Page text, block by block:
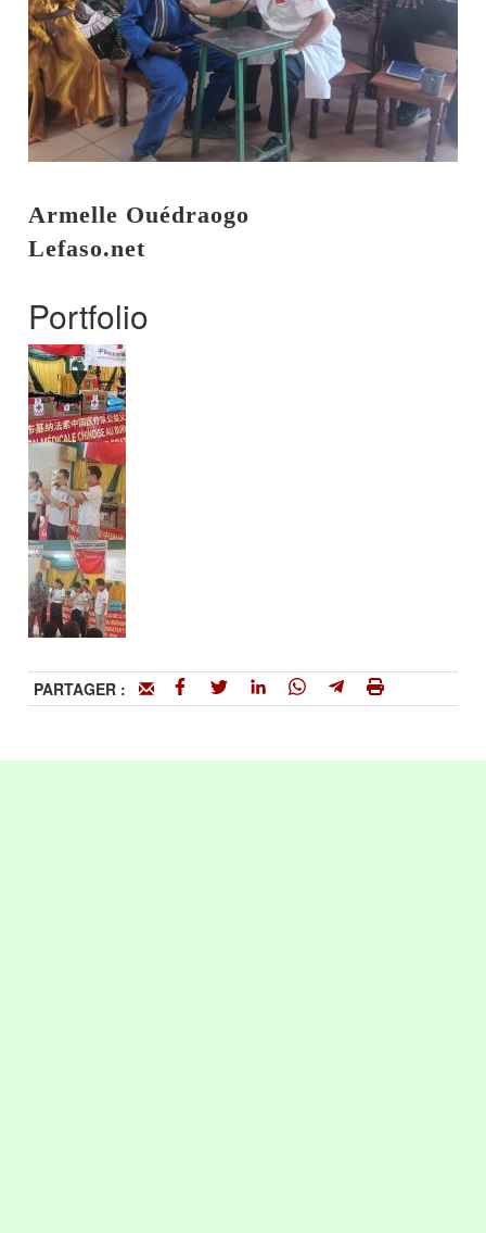
Armelle Ouédraogo
Lefaso.net
Portfolio
PARTAGER :